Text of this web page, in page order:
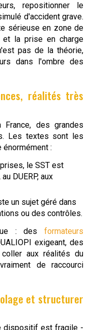
repositionner le
d'accident grave.
sérieuse en zone de
la prise en charge
pas de la théorie,
dans l'ombre des
réalités très
des grandes
Les textes sont les
:
le SST est
DUERP, aux
un sujet géré dans
ou des contrôles.
: des formateurs
exigeant, des
aux réalités du
de raccourci
et structurer
dispositif est fragile -